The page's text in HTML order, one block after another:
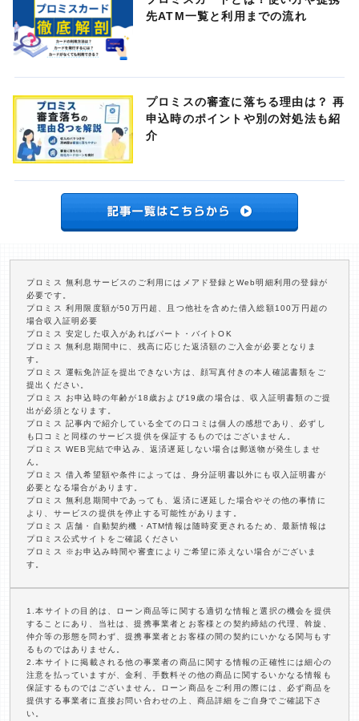
先ATM一覧と利用までの流れ
プロミスの審査に落ちる理由は？ 再
申込時のポイントや別の対処法も紹
介
プロミス 無利息サービスのご利用にはメアド登録とWeb明細利用の登録が
必要です。
プロミス 利用限度額が50万円超、且つ他社を含めた借入総額100万円超の
場合収入証明必要
プロミス 安定した収入があればパート・バイトOK
プロミス 無利息期間中に、残高に応じた返済額のご入金が必要となりま
す。
プロミス 運転免許証を提出できない方は、顔写真付きの本人確認書類をご
提出ください。
プロミス お申込時の年齢が18歳および19歳の場合は、収入証明書類のご提
出が必須となります。
プロミス 記事内で紹介している全ての口コミは個人の感想であり、必ずし
も口コミと同様のサービス提供を保証するものではございません。
プロミス WEB完結で申込み、返済遅延しない場合は郵送物が発生しませ
ん。
プロミス 借入希望額や条件によっては、身分証明書以外にも収入証明書が
必要となる場合があります。
プロミス 無利息期間中であっても、返済に遅延した場合やその他の事情に
より、サービスの提供を停止する可能性があります。
プロミス 店舗・自動契約機・ATM情報は随時変更されるため、最新情報は
プロミス公式サイトをご確認ください
プロミス ※お申込み時間や審査によりご希望に添えない場合がございま
す。
1.本サイトの目的は、ローン商品等に関する適切な情報と選択の機会を提供
することにあり、当社は、提携事業者とお客様との契約締結の代理、斡旋、
仲介等の形態を問わず、提携事業者とお客様の間の契約にいかなる関与もす
るものではありません。
2.本サイトに掲載される他の事業者の商品に関する情報の正確性には細心の
注意を払っていますが、金利、手数料その他の商品に関するいかなる情報も
保証するものではございません。ローン商品をご利用の際には、必ず商品を
提供する事業者に直接お問い合わせの上、商品詳細をご自身でご確認下さ
い。